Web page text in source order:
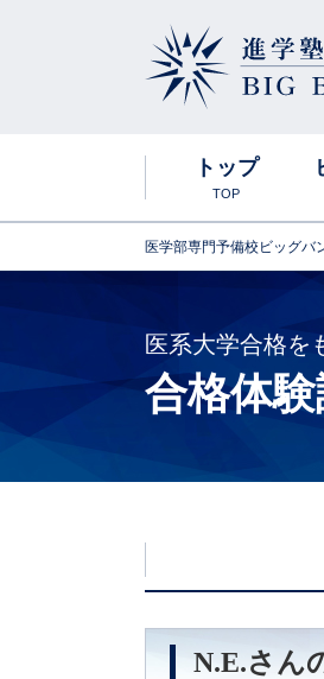
トップ
TOP
医学部専門予備校ビッグバ
医系大学合格を
合格体
N.E.さん